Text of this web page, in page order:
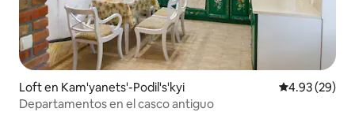
Loft en Kam'yanets'-Podil's'kyi Calificación
4.93 (29)
Departamentos en el casco antiguo